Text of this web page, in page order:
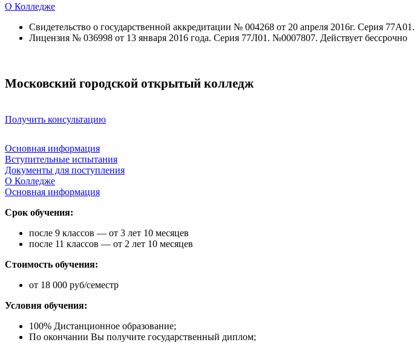
О Колледже
Свидетельство о государственной аккредитации № 004268 от 20 апреля 2016г. Серия
Лицензия № 036998 от 13 января 2016 года. Серия 77Л01. №0007807. Действует бессрочно
Московский городской открытый колледж
Получить консультацию
Основная информация
Вступительные испытания
Документы для поступления
О Колледже
Основная информация
Срок обучения:
после 9 классов — от 3 лет 10 месяцев
после 11 классов — от 2 лет 10 месяцев
Стоимость обучения:
от 18 000 руб/семестр
Условия обучения:
100% Дистанционное образование;
По окончании Вы получите государственный диплом;